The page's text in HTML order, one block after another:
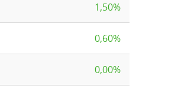
1,50%
0,60%
0,00%